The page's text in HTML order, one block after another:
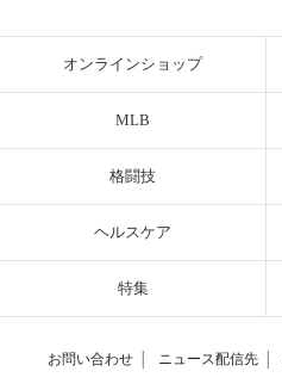
オンラインショップ
MLB
格闘技
ヘルスケア
特集
お問い合わせ ニュース配信先